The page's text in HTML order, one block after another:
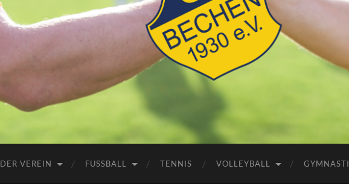
SV
Bechen
e.V.
DER VEREIN FUSSBALL TENNIS VOLLEYBALL